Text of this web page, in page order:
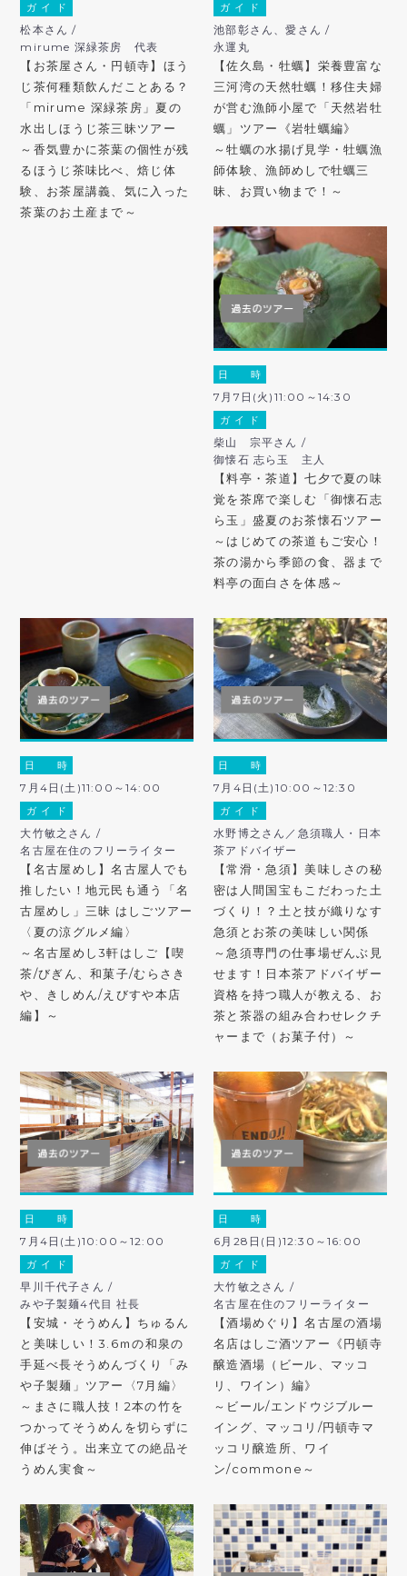
ガ イ ド
松本さん /
mirume 深緑茶房 代表
【お茶屋さん・円頓寺】ほう
じ茶何種類飲んだことある？
「mirume 深緑茶房」夏の
水出しほうじ茶三昧ツアー
～香気豊かに茶葉の個性が残
るほうじ茶味比べ、焙じ体
験、お茶屋講義、気に入った
茶葉のお土産まで～
ガ イ ド
池部彰さん、愛さん /
永運丸
【佐久島・牡蠣】栄養豊富な
三河湾の天然牡蠣！移住夫婦
が営む漁師小屋で「天然岩牡
蠣」ツアー《岩牡蠣編》
～牡蠣の水揚げ見学・牡蠣漁
師体験、漁師めしで牡蠣三
昧、お買い物まで！～
日 時
7月7日(火)11:00～14:30
ガ イ ド
柴山 宗平さん /
御懐石 志ら玉 主人
【料亭・茶道】七夕で夏の味
覚を茶席で楽しむ「御懐石志
ら玉」盛夏のお茶懐石ツアー
～はじめての茶道もご安心！
茶の湯から季節の食、器まで
料亭の面白さを体感～
日 時
7月4日(土)11:00～14:00
ガ イ ド
大竹敏之さん /
名古屋在住のフリーライター
【名古屋めし】名古屋人でも
推したい！地元民も通う「名
古屋めし」三昧 はしごツアー
〈夏の涼グルメ編〉
～名古屋めし3軒はしご【喫
茶/びぎん、和菓子/むらさき
や、きしめん/えびすや本店
編】～
日 時
7月4日(土)10:00～12:30
ガ イ ド
水野博之さん／急須職人・日本
茶アドバイザー
【常滑・急須】美味しさの秘
密は人間国宝もこだわった土
づくり！？土と技が織りなす
急須とお茶の美味しい関係
～急須専門の仕事場ぜんぶ見
せます！日本茶アドバイザー
資格を持つ職人が教える、お
茶と茶器の組み合わせレクチ
ャーまで（お菓子付）～
日 時
7月4日(土)10:00～12:00
ガ イ ド
早川千代子さん /
みや子製麺4代目 社長
【安城・そうめん】ちゅるん
と美味しい！3.6ｍの和泉の
手延べ長そうめんづくり「み
や子製麺」ツアー〈7月編〉
～まさに職人技！2本の竹を
つかってそうめんを切らずに
伸ばそう。出来立ての絶品そ
うめん実食～
日 時
6月28日(日)12:30～16:00
ガ イ ド
大竹敏之さん /
名古屋在住のフリーライター
【酒場めぐり】名古屋の酒場
名店はしご酒ツアー《円頓寺
醸造酒場（ビール、マッコ
リ、ワイン）編》
～ビール/エンドウジブルー
イング、マッコリ/円頓寺マ
ッコリ醸造所、ワイ
ン/commone～